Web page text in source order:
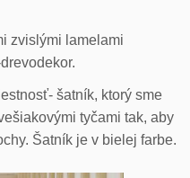
zvislými lamelami
šatník, ktorý sme
tyčami tak, aby
Šatník je v bielej farbe.